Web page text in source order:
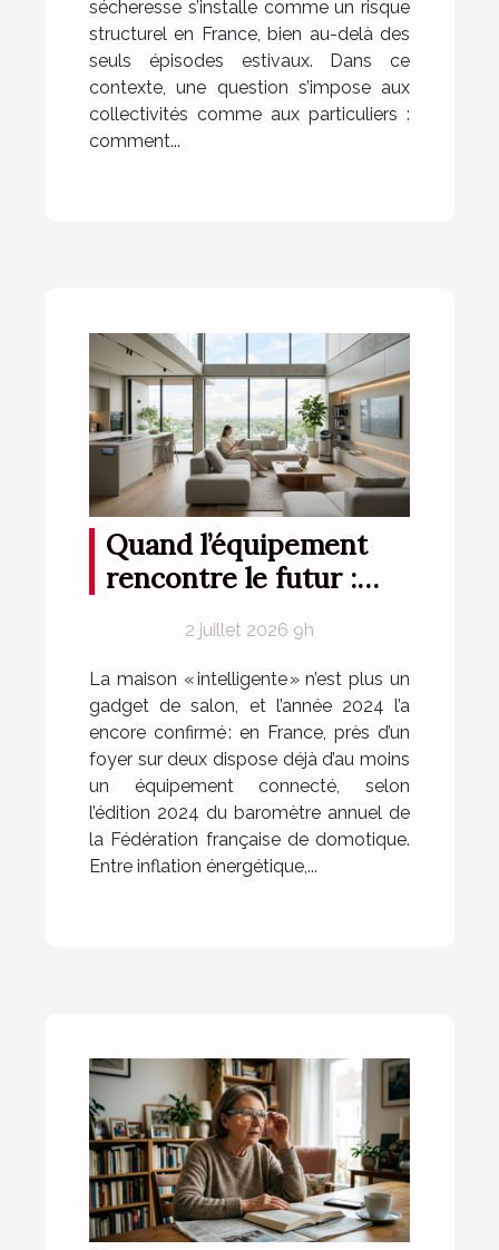
sécheresse s’installe comme un risque
structurel en France, bien au-delà des
seuls épisodes estivaux. Dans ce
contexte, une question s’impose aux
collectivités comme aux particuliers :
comment...
Quand l’équipement
rencontre le futur :
pièce par pièce
2 juillet 2026 9h
La maison « intelligente » n’est plus un
gadget de salon, et l’année 2024 l’a
encore confirmé : en France, près d’un
foyer sur deux dispose déjà d’au moins
un équipement connecté, selon
l’édition 2024 du baromètre annuel de
la Fédération française de domotique.
Entre inflation énergétique,...